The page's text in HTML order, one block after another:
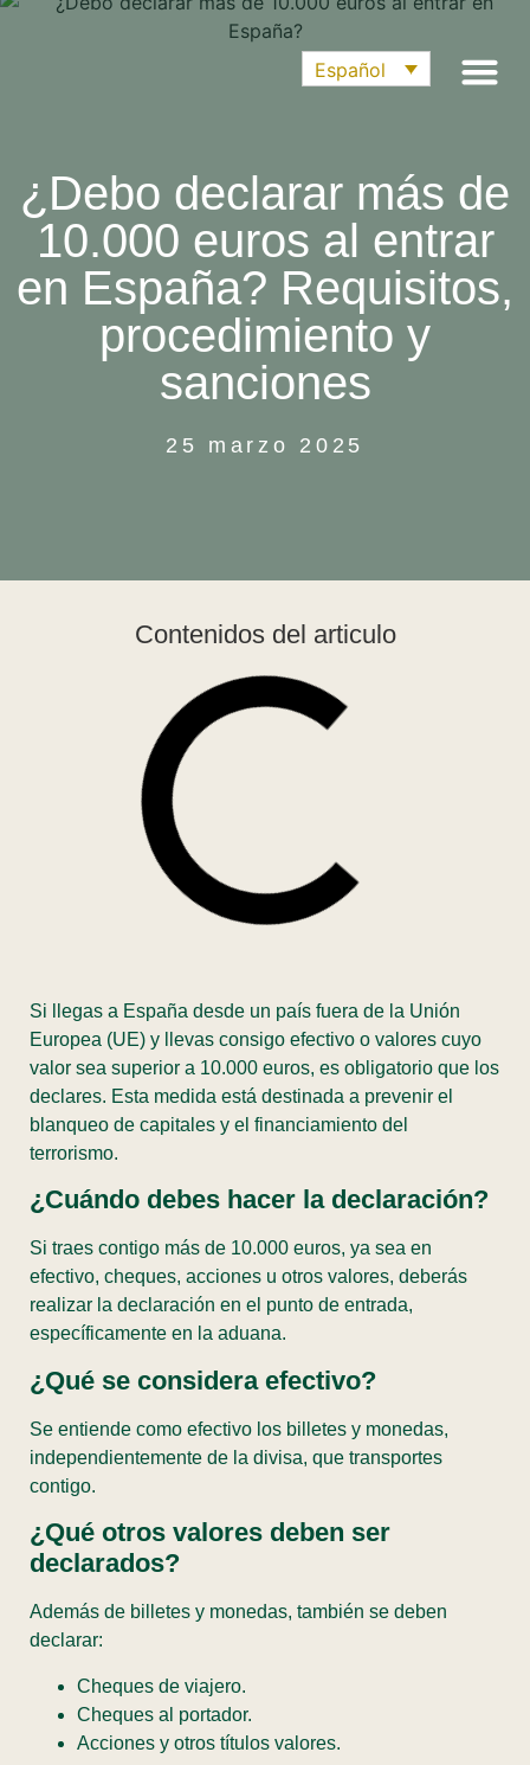
Español
¿Debo declarar más de
10.000 euros al entrar
en España? Requisitos,
procedimiento y
sanciones
25 marzo 2025
Contenidos del articulo
Si llegas a España desde un país fuera de la Unión
Europea (UE) y llevas consigo efectivo o valores cuyo
valor sea superior a 10.000 euros, es obligatorio que los
declares. Esta medida está destinada a prevenir el
blanqueo de capitales y el financiamiento del
terrorismo.
¿Cuándo debes hacer la declaración?
Si traes contigo más de 10.000 euros, ya sea en
efectivo, cheques, acciones u otros valores, deberás
realizar la declaración en el punto de entrada,
específicamente en la aduana.
¿Qué se considera efectivo?
Se entiende como efectivo los billetes y monedas,
independientemente de la divisa, que transportes
contigo.
¿Qué otros valores deben ser
declarados?
Además de billetes y monedas, también se deben
declarar:
Cheques de viajero.
Cheques al portador.
Acciones y otros títulos valores.